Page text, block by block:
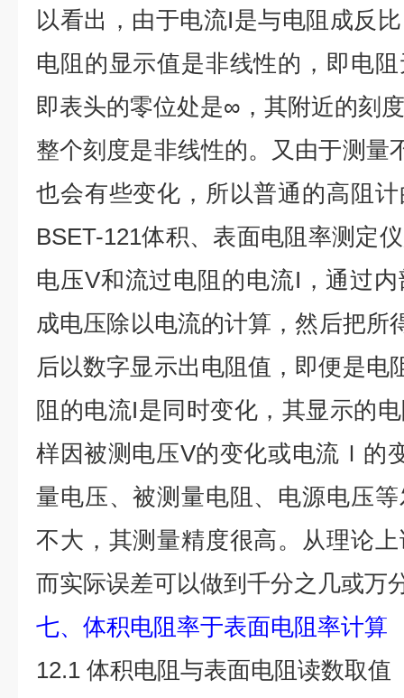
以看出，由于电流I是与电阻成反
电阻的显示值是非线性的，即电
即表头的零位处是∞，其附近的刻
整个刻度是非线性的。又由于测量
也会有些变化，所以普通的高阻
BSET-121体积、表面电阻率测定
电压V和流过电阻的电流I，通过
成电压除以电流的计算，然后把所
后以数字显示出电阻值，即便是电
阻的电流I是同时变化，其显示的
样因被测电压V的变化或电流Ｉ的
量电压、被测量电阻、电源电压
不大，其测量精度很高。从理论
而实际误差可以做到千分之几或万
七、体积电阻率于表面电阻率计算
12.1 体积电阻与表面电阻读数取值